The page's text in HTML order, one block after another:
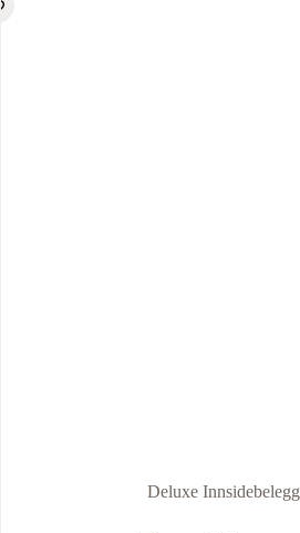
Deluxe Innsidebelegg